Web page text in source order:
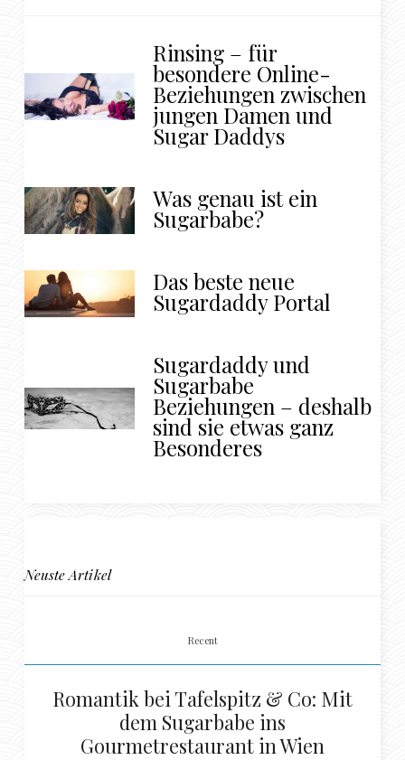
Rinsing – für
besondere Online-
Beziehungen zwischen
jungen Damen und
Sugar Daddys
Was genau ist ein
Sugarbabe?
Das beste neue
Sugardaddy Portal
Sugardaddy und
Sugarbabe
Beziehungen – deshalb
sind sie etwas ganz
Besonderes
Neuste Artikel
Recent
Romantik bei Tafelspitz & Co: Mit
dem Sugarbabe ins
Gourmetrestaurant in Wien